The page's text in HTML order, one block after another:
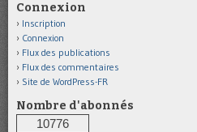
Connexion
Inscription
Connexion
Flux des publications
Flux des commentaires
Site de WordPress-FR
Nombre d'abonnés
10776